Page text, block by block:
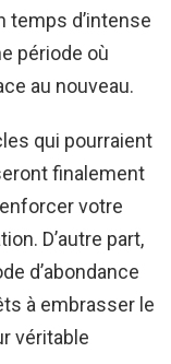
temps d’intense
période où
au nouveau.
qui pourraient
finalement
votre
D’autre part,
d’abondance
à embrasser le
véritable